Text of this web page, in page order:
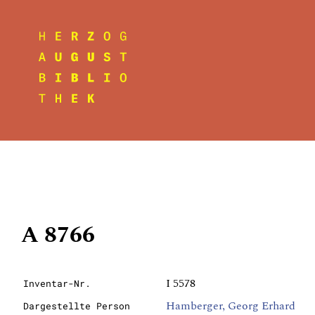
A 8766
Inventar-Nr. I 5578
Dargestellte Person Hamberger, Georg Erhard